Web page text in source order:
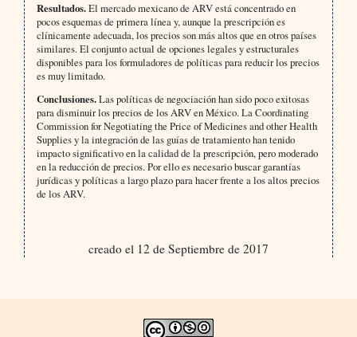
Resultados.El mercado mexicano de ARV está concentrado en
pocos esquemas de primera línea y, aunque la prescripción es
clínicamente adecuada, los precios son más altos que en otros países
similares. El conjunto actual de opciones legales y estructurales
disponibles para los formuladores de políticas para reducir los precios
es muy limitado.
Conclusiones.Las políticas de negociación han sido poco exitosas
para disminuir los precios de los ARV en México. La Coordinating
Commission for Negotiating the Price of Medicines and other Health
Supplies y la integración de las guías de tratamiento han tenido
impacto significativo en la calidad de la prescripción, pero moderado
en la reducción de precios. Por ello es necesario buscar garantías
jurídicas y políticas a largo plazo para hacer frente a los altos precios
de los ARV.
creado el 12 de Septiembre de 2017